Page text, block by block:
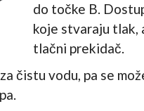
do točke B.
koje stvaraju tlak,
tlačni prekidač.
čistu vodu, pa se